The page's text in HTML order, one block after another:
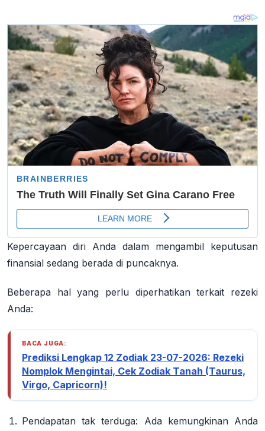
Kepercayaan diri Anda dalam mengambil keputusan
finansial sedang berada di puncaknya.
Beberapa hal yang perlu diperhatikan terkait rezeki
Anda:
BACA JUGA:
Prediksi Lengkap 12 Zodiak 23-07-2026: Rezeki
Nomplok Mengintai, Cek Zodiak Tanah (Taurus,
Virgo, Capricorn)!
Pendapatan tak terduga: Ada kemungkinan Anda